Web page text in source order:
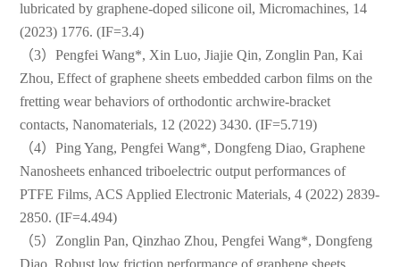
lubricated by graphene-doped silicone oil, Micromachines, 14
(2023) 1776. (IF=3.4)
（3）Pengfei Wang*, Xin Luo, Jiajie Qin, Zonglin Pan, Kai
Zhou, Effect of graphene sheets embedded carbon films on the
fretting wear behaviors of orthodontic archwire-bracket
contacts, Nanomaterials, 12 (2022) 3430. (IF=5.719)
（4）Ping Yang, Pengfei Wang*, Dongfeng Diao, Graphene
Nanosheets enhanced triboelectric output performances of
PTFE Films, ACS Applied Electronic Materials, 4 (2022) 2839-
2850. (IF=4.494)
（5）Zonglin Pan, Qinzhao Zhou, Pengfei Wang*, Dongfeng